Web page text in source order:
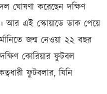
ঘোষণা করেছেন দক্ষিণ
আর এই স্কোয়াডে ডাক পেয়ে
জন্ম নেওয়া ২২ বছর
কোরিয়ার ফুটবল
ফুটবলার, যিনি